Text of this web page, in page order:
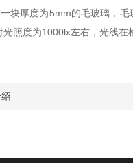
厚度为5mm的毛玻璃，毛
照度为1000lx左右，光线在